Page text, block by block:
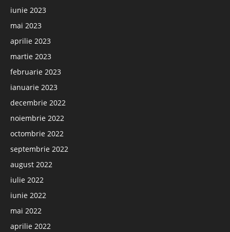
iunie 2023
mai 2023
aprilie 2023
martie 2023
februarie 2023
ianuarie 2023
decembrie 2022
noiembrie 2022
octombrie 2022
septembrie 2022
august 2022
iulie 2022
iunie 2022
mai 2022
aprilie 2022